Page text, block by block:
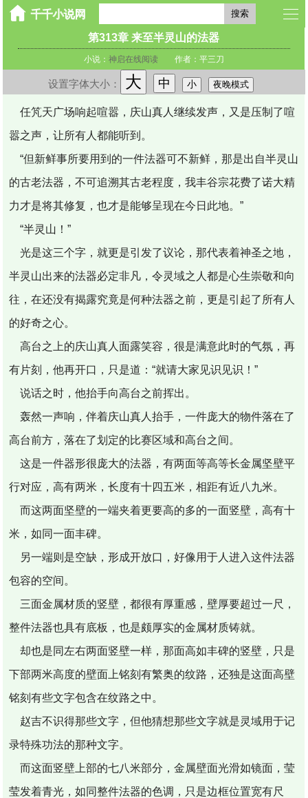
搜索
第313章 来至半灵山的法器
小说： 神启在线阅读 作者：平三刀
设置字体大小： 大 中 小 夜晚模式
任竼天广场响起喧嚣，庆山真人继续发声，又是压制了喧
嚣之声，让所有人都能听到。
“但新鲜事所要用到的一件法器可不新鲜，那是出自半灵山
的古老法器，不可追溯其古老程度，我丰谷宗花费了诺大精
力才是将其修复，也才是能够呈现在今日此地。”
“半灵山！”
光是这三个字，就更是引发了议论，那代表着神圣之地，
半灵山出来的法器必定非凡，令灵域之人都是心生崇敬和向
往，在还没有揭露究竟是何种法器之前，更是引起了所有人
的好奇之心。
高台之上的庆山真人面露笑容，很是满意此时的气氛，再
有片刻，他再开口，只是道：“就请大家见识见识！”
说话之时，他抬手向高台之前挥出。
轰然一声响，伴着庆山真人抬手，一件庞大的物件落在了
高台前方，落在了划定的比赛区域和高台之间。
这是一件器形很庞大的法器，有两面等高等长金属坚壁平
行对应，高有两米，长度有十四五米，相距有近八九米。
而这两面坚壁的一端夹着更要高的多的一面竖壁，高有十
米，如同一面丰碑。
另一端则是空缺，形成开放口，好像用于人进入这件法器
包容的空间。
三面金属材质的竖壁，都很有厚重感，壁厚要超过一尺，
整件法器也具有底板，也是颇厚实的金属材质铸就。
却也是同左右两面竖壁一样，那面高如丰碑的竖壁，只是
下部两米高度的壁面上铭刻有繁奥的纹路，还独是这面高壁
铭刻有些文字包含在纹路之中。
赵吉不识得那些文字，但他猜想那些文字就是灵域用于记
录特殊功法的那种文字。
而这面竖壁上部的七八米部分，金属壁面光滑如镜面，莹
莹发着青光，如同整件法器的色调，只是边框位置宽有尺